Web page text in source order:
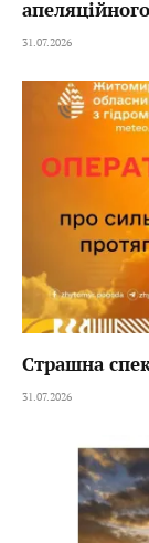
31.07.2026
Страшна
31.07.2026